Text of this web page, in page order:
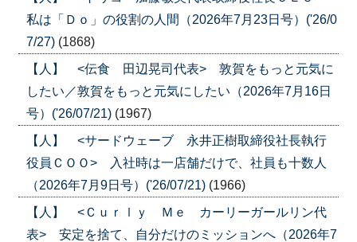
私は「Ｄｏ」の役割の人間（2026年7月23日号）('26/0
7/27) (1868)
【人】 <伝食 田辺晃司代表> 敦賀をもっと元気に
したい／敦賀をもっと元気にしたい（2026年7月16日
号）('26/07/21) (1967)
【人】 <サードウェーブ 永井正樹取締役社長執行
役員ＣＯＯ> 入社時は一店舗だけで、社員も十数人
（2026年7月9日号）('26/07/21) (1966)
【人】 <Ｃｕｒｌｙ Ｍｅ カーリーガールリン代
表> 安定を捨て、自分だけのミッションへ（2026年7